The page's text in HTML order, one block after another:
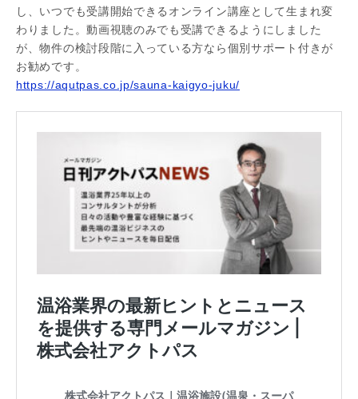
し、いつでも受講開始できるオンライン講座として生まれ変
わりました。動画視聴のみでも受講できるようにしました
が、物件の検討段階に入っている方なら個別サポート付きが
お勧めです。
https://aqutpas.co.jp/sauna-kaigyo-juku/